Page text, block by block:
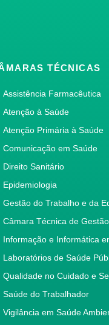
TÉCNICAS
Assistência Farmacêutica
Atenção à Saúde
Atenção Primária à Saúde
Comunicação em Saúde
Direito Sanitário
Epidemiologia
Gestão do Trabalho e da
Câmara Técnica de
Informação e Informática
Laboratórios de Saúde
Qualidade no Cuidado e
Saúde do Trabalhador
Vigilância em Saúde